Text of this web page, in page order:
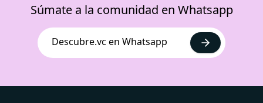
Súmate a la comunidad en Whatsapp
Descubre.vc en Whatsapp